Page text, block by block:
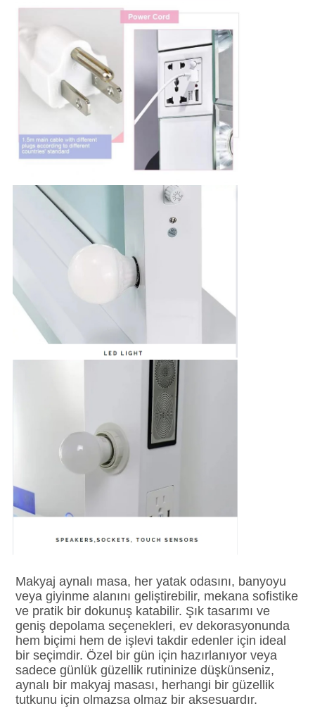
Makyaj aynalı masa, her yatak odasını, banyoyu
veya giyinme alanını geliştirebilir, mekana sofistike
ve pratik bir dokunuş katabilir. Şık tasarımı ve
geniş depolama seçenekleri, ev dekorasyonunda
hem biçimi hem de işlevi takdir edenler için ideal
bir seçimdir. Özel bir gün için hazırlanıyor veya
sadece günlük güzellik rutininize düşkünseniz,
aynalı bir makyaj masası, herhangi bir güzellik
tutkunu için olmazsa olmaz bir aksesuardır.